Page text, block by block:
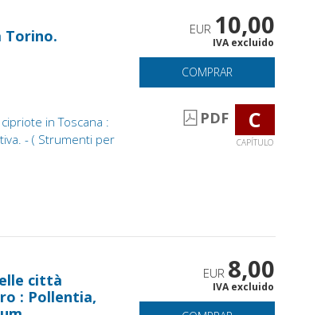
Torino.
in Toscana :
- ( Strumenti per
EUR 10,00
IVA excluido
COMPRAR
PDF C
CAPÍTULO
città
: Pollentia,
EUR 8,00
IVA excluido